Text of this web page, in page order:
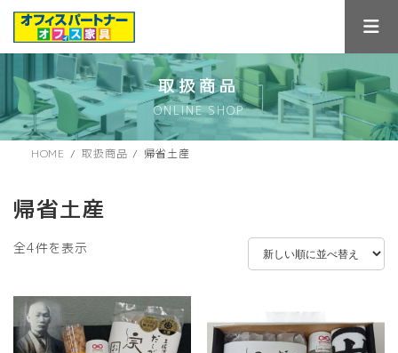
ス
キ
ン
に
取扱商品
ONLINE SHOP
HOME 取扱商品 帰省土産
帰省土産
全4件を表示